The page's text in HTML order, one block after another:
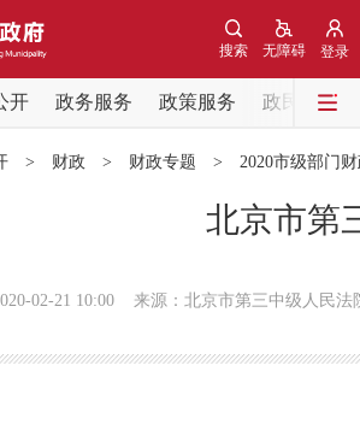
登录
无障碍
搜索
开 政务服务 政策服务
政民互动
> 财政 > 财政专题 > 2020市级部门
北京市第
02-21 10:00 来源：北京市第三中级人民法